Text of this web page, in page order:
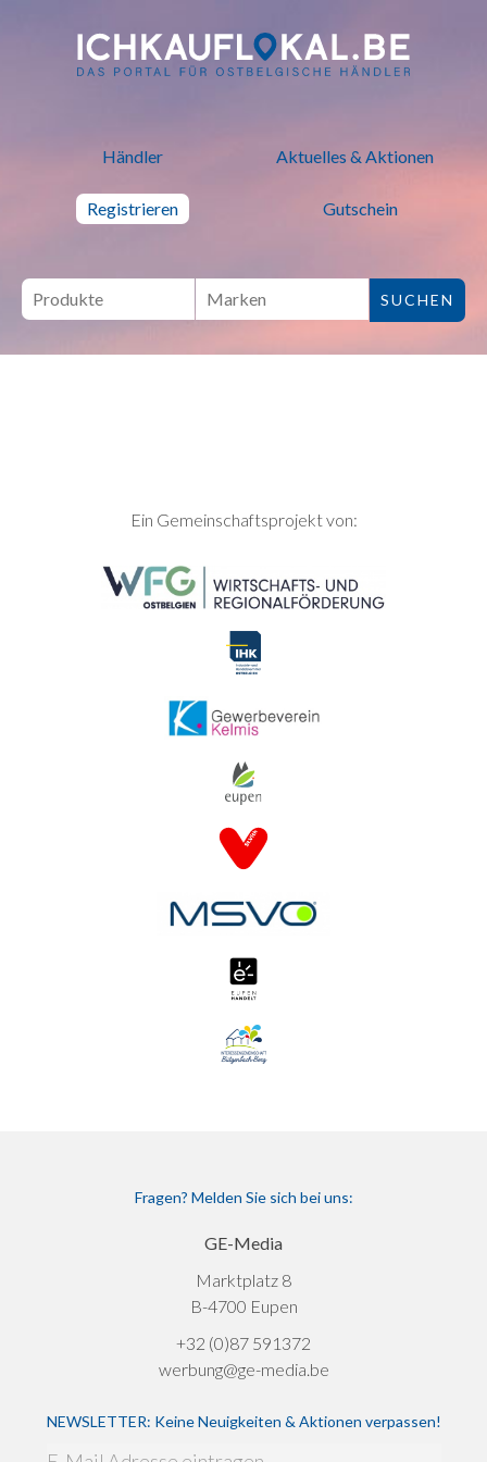
ich kauf lokal - Bei lokalen
Händler Aktuelles & Aktionen
Registrieren Gutschein
SEITENFUSSEin Gemeinschaftsprojekt von:
Fragen? Melden Sie sich bei uns:
GE-Media
Marktplatz 8
B-4700 Eupen
+32 (0)87 591372
werbung@ge-media.be
NEWSLETTER: Keine Neuigkeiten & Aktionen verpassen!